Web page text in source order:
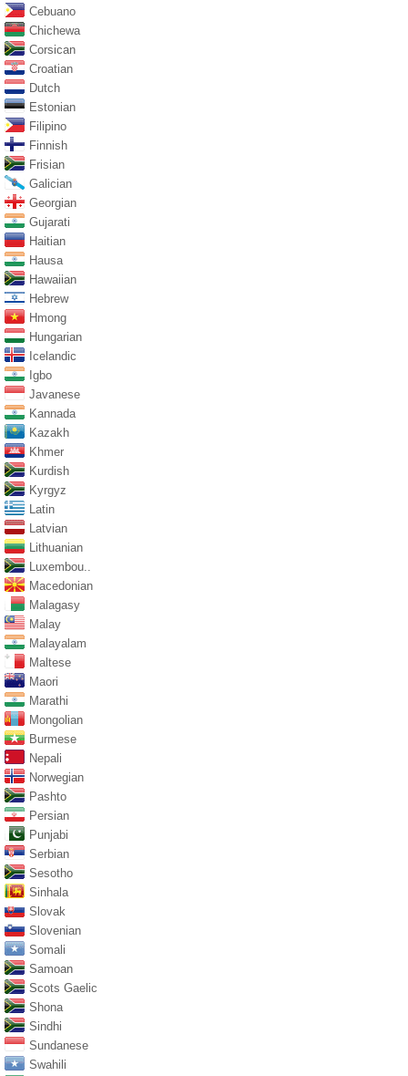
Cebuano
Chichewa
Corsican
Croatian
Dutch
Estonian
Filipino
Finnish
Frisian
Galician
Georgian
Gujarati
Haitian
Hausa
Hawaiian
Hebrew
Hmong
Hungarian
Icelandic
Igbo
Javanese
Kannada
Kazakh
Khmer
Kurdish
Kyrgyz
Latin
Latvian
Lithuanian
Luxembou..
Macedonian
Malagasy
Malay
Malayalam
Maltese
Maori
Marathi
Mongolian
Burmese
Nepali
Norwegian
Pashto
Persian
Punjabi
Serbian
Sesotho
Sinhala
Slovak
Slovenian
Somali
Samoan
Scots Gaelic
Shona
Sindhi
Sundanese
Swahili